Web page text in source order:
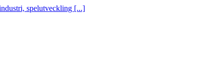
spelutveckling [...]